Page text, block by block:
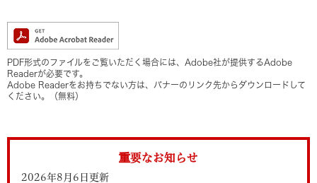
PDF形式のファイルをご覧いただく場合には、Adobe社が提供するAdobe
Readerが必要です。
Adobe Readerをお持ちでない方は、バナーのリンク先からダウンロードして
ください。（無料）
重要なお知らせ
2026年8月6日更新